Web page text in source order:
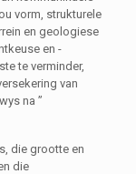
vorm, strukturele
en geologiese
en -
te verminder,
van
na ”
die grootte en
die